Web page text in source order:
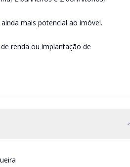
mais potencial ao imóvel.
renda ou implantação de